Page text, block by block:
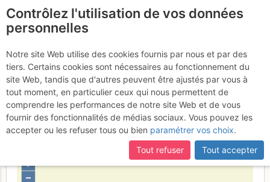
Aiguille de Blaitière -
Pilier Rouge : Majorette
Thatcher
Lundi 17 juillet 2017
Haute-Savoie
+
–
Contrôlez l'utilisation de vos données
personnelles
Notre site Web utilise des cookies fournis par nous et par des
tiers. Certains cookies sont nécessaires au fonctionnement du
site Web, tandis que d'autres peuvent être ajustés par vous à
tout moment, en particulier ceux qui nous permettent de
comprendre les performances de notre site Web et de vous
fournir des fonctionnalités de médias sociaux. Vous pouvez les
accepter ou les refuser tous ou bien paramétrer vos choix.
Tout refuser
Tout accepter